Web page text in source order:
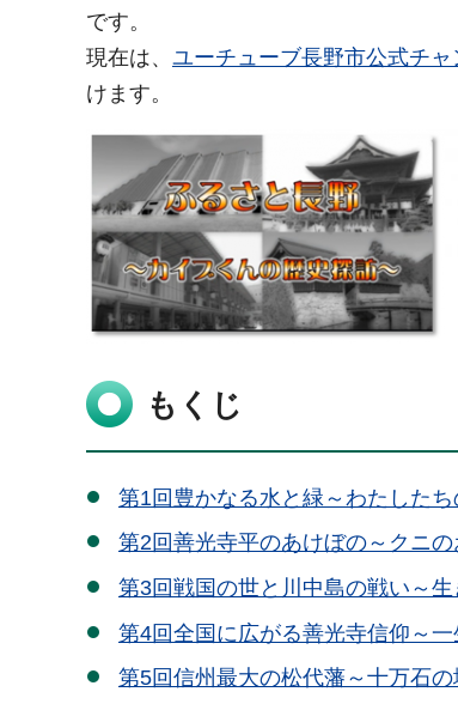
です。
現在は、 ユーチューブ長野市公式チ
けます。
もくじ
第1回豊かなる水と緑～わたしたち
第2回善光寺平のあけぼの～クニ
第3回戦国の世と川中島の戦い～
第4回全国に広がる善光寺信仰～
第5回信州最大の松代藩～十万石